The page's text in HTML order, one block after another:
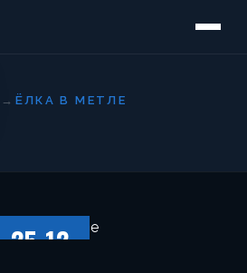
→ ЁЛКА В МЕТЛЕ
25.12